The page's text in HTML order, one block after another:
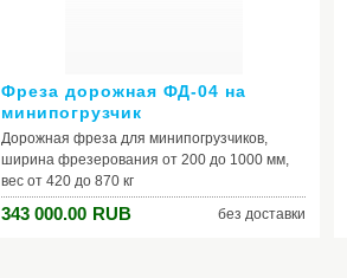
Фреза дорожная ФД-04 на
минипогрузчик
Дорожная фреза для минипогрузчиков,
ширина фрезерования от 200 до 1000 мм,
вес от 420 до 870 кг
343 000.00 RUB без доставки